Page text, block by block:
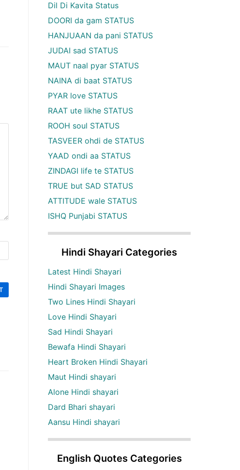
Dil Di Kavita Status
DOORI da gam STATUS
HANJUAAN da pani STATUS
JUDAI sad STATUS
MAUT naal pyar STATUS
NAINA di baat STATUS
PYAR love STATUS
RAAT ute likhe STATUS
ROOH soul STATUS
TASVEER ohdi de STATUS
YAAD ondi aa STATUS
ZINDAGI life te STATUS
TRUE but SAD STATUS
ATTITUDE wale STATUS
ISHQ Punjabi STATUS
Hindi Shayari Categories
Latest Hindi Shayari
Hindi Shayari Images
Two Lines Hindi Shayari
Love Hindi Shayari
Sad Hindi Shayari
Bewafa Hindi Shayari
Heart Broken Hindi Shayari
Maut Hindi shayari
Alone Hindi shayari
Dard Bhari shayari
Aansu Hindi shayari
English Quotes Categories